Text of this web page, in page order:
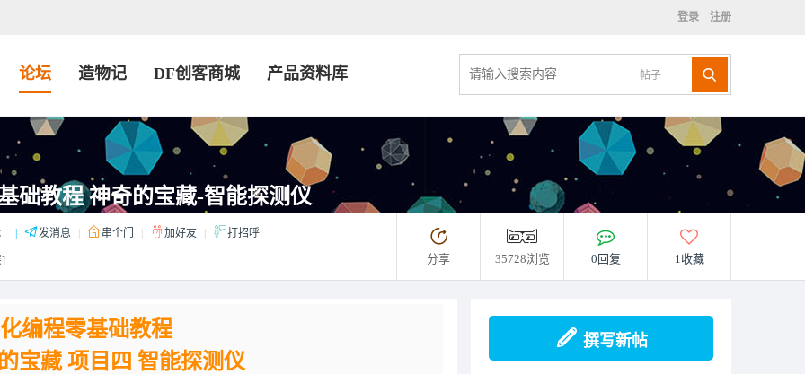
登录 注册
帖子
论坛 造物记 DF创客商城 产品资料库
础教程 神奇的宝藏-智能探测仪
发消息 串个门 加好友 打招呼
分享 35728浏览 0回复 1收藏
编程零基础教程
宝藏 项目四 智能探测仪
撰写新帖